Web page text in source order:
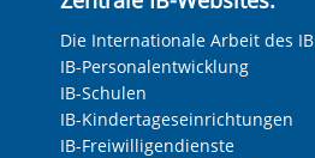
Die Internationale Arbeit des IB
IB-Personalentwicklung
IB-Schulen
IB-Kindertageseinrichtungen
IB-Freiwilligendienste